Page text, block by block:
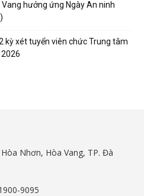
hưởng ứng Ngày An ninh
kỳ xét tuyển viên chức Trung tâm
Nhơn, Hòa Vang, TP. Đà
9095